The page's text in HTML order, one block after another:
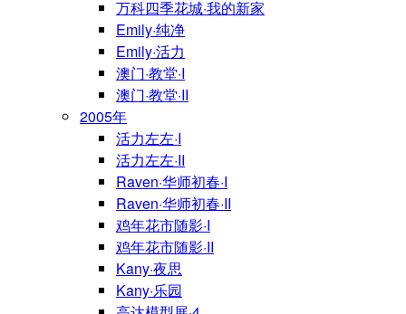
万科四季花城·我的新家
Emily·纯净
Emily·活力
澳门·教堂·I
澳门·教堂·II
2005年
活力左左·I
活力左左·II
Raven·华师初春·I
Raven·华师初春·II
鸡年花市随影·I
鸡年花市随影·II
Kany·夜思
Kany·乐园